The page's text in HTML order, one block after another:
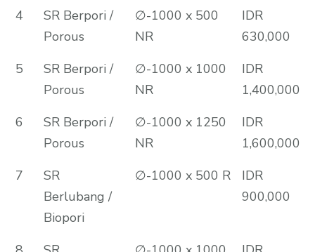
4
SR Berpori /
Porous
∅-1000 x 500
NR
IDR
630,000
5
SR Berpori /
Porous
∅-1000 x 1000
NR
IDR
1,400,000
6
SR Berpori /
Porous
∅-1000 x 1250
NR
IDR
1,600,000
7
SR
Berlubang /
Biopori
∅-1000 x 500 R
IDR
900,000